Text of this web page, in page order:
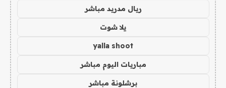
ريال مدريد مباشر
يلا شوت
yalla shoot
مباريات اليوم مباشر
برشلونة مباشر